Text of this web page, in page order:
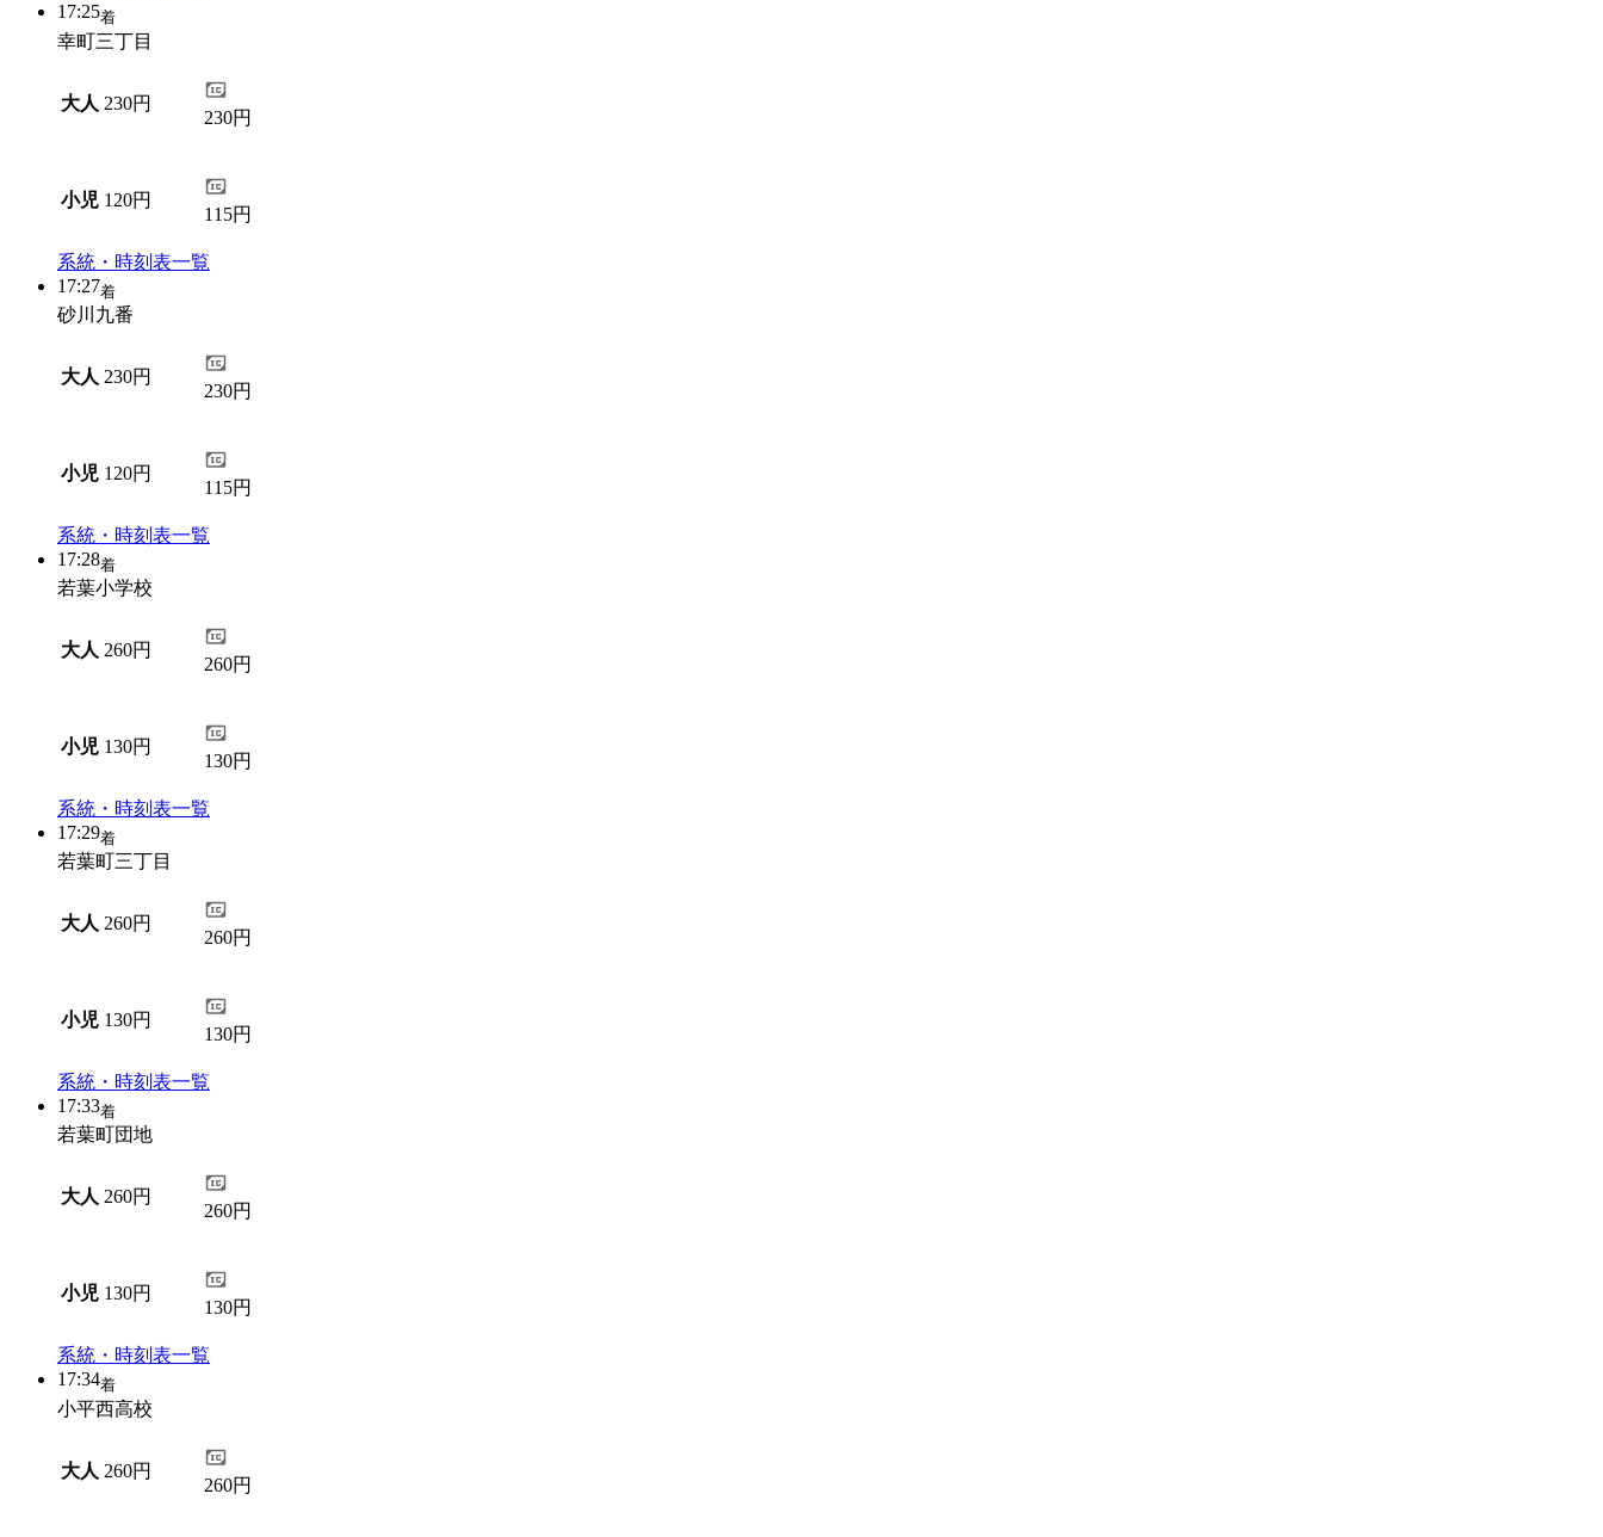
17:25着
幸町三丁目
大人 230円
230円
小児 120円
115円
系統・時刻表一覧
17:27着
砂川九番
大人 230円
230円
小児 120円
115円
系統・時刻表一覧
17:28着
若葉小学校
大人 260円
260円
小児 130円
130円
系統・時刻表一覧
17:29着
若葉町三丁目
大人 260円
260円
小児 130円
130円
系統・時刻表一覧
17:33着
若葉町団地
大人 260円
260円
小児 130円
130円
系統・時刻表一覧
17:34着
小平西高校
大人 260円
260円